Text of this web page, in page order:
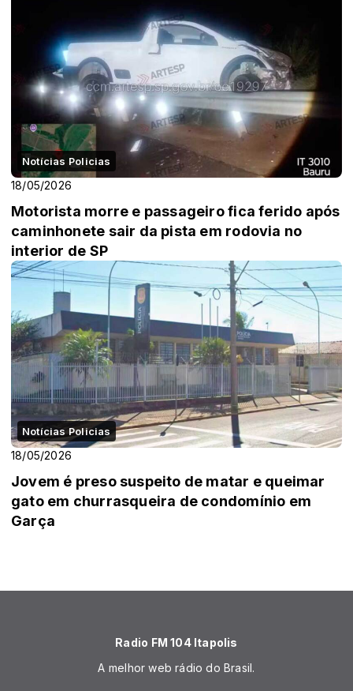
Notícias Policias
18/05/2026
Motorista morre e passageiro fica ferido após
caminhonete sair da pista em rodovia no
interior de SP
Notícias Policias
18/05/2026
Jovem é preso suspeito de matar e queimar
gato em churrasqueira de condomínio em
Garça
Radio FM 104 Itapolis
A melhor web rádio do Brasil.